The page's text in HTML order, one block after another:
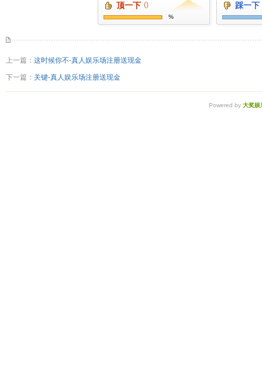
顶一下 ()
%
踩一下
上一篇： 这时候你不-真人娱乐场注册送现金
下一篇： 关键-真人娱乐场注册送现金
Powered by 大奖娱